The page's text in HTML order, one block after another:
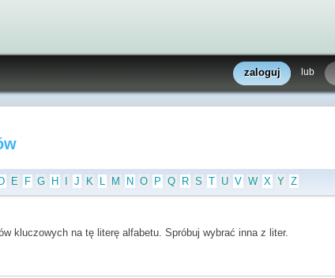
zaloguj lub
D E F G H J K L M N O P Q R S T U V W X Y Z
kluczowych na tę literę alfabetu. Spróbuj wybrać inna z liter.